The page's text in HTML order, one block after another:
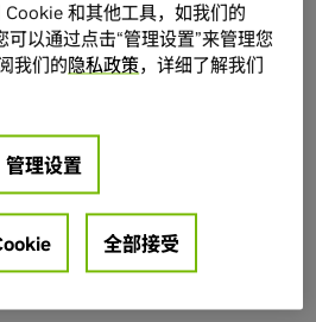
参考架构中使用 BlueField 固件包
，请参考NVIDIA Spectrum-X
和其他工具，如我们的
可以通过点击“管理设置”来管理您
我们的隐私政策，详细了解我们
管理设置
全部接受